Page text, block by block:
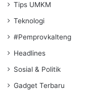
Tips UMKM
Teknologi
#Pemprovkalteng
Headlines
Sosial & Politik
Gadget Terbaru